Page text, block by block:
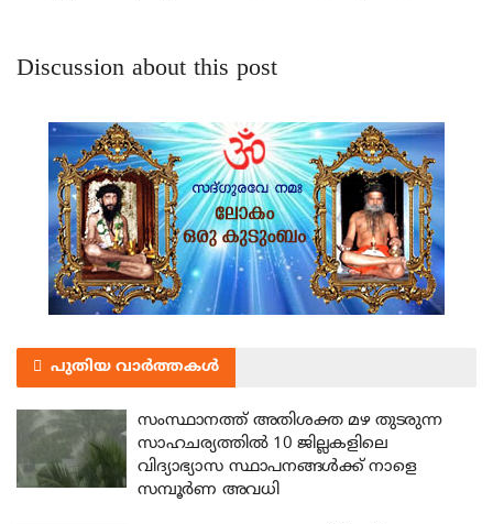
Discussion about this post
പുതിയ വാർത്തകൾ
സംസ്ഥാനത്ത് അതിശക്ത മഴ തുടരുന്ന
സാഹചര്യത്തിൽ 10 ജില്ലകളിലെ
വിദ്യാഭ്യാസ സ്ഥാപനങ്ങൾക്ക് നാളെ
സമ്പൂർണ അവധി